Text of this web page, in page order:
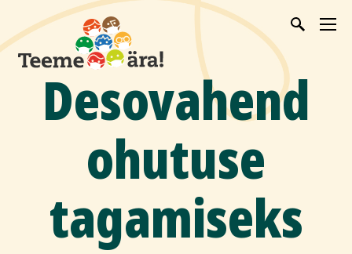
Desovahend
ohutuse
tagamiseks